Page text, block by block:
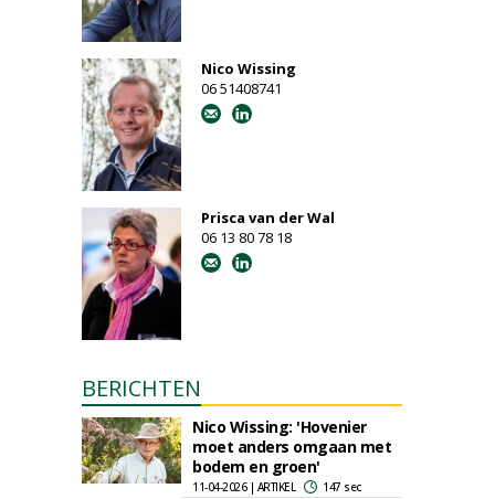
Nico Wissing
06 51408741
Prisca van der Wal
06 13 80 78 18
BERICHTEN
Nico Wissing: 'Hovenier
moet anders omgaan met
bodem en groen'
11-04-2026 | ARTIKEL 147 sec